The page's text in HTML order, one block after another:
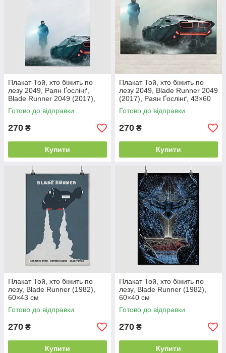
Плакат Той, хто біжить по
лезу 2049, Раян Ґослінґ,
Blade Runner 2049 (2017),
Gosling, 60×43 см
Готово до відправки
270 ₴
Купити
Плакат Той, хто біжить по
лезу 2049, Blade Runner 2049
(2017), Раян Ґослінґ, 43×60
см
Готово до відправки
270 ₴
Купити
Плакат Той, хто біжить по
лезу, Blade Runner (1982),
60×43 см
Готово до відправки
270 ₴
Купити
Плакат Той, хто біжить по
лезу, Blade Runner (1982),
60×40 см
Готово до відправки
270 ₴
Купити